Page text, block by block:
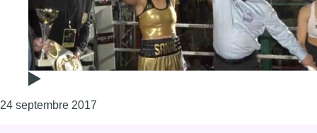
24 septembre 2017